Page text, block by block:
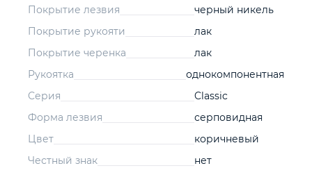
Покрытие лезвия
черный никель
Покрытие рукояти
лак
Покрытие черенка
лак
Рукоятка
однокомпонентная
Серия
Classic
Форма лезвия
серповидная
Цвет
коричневый
Честный знак
нет